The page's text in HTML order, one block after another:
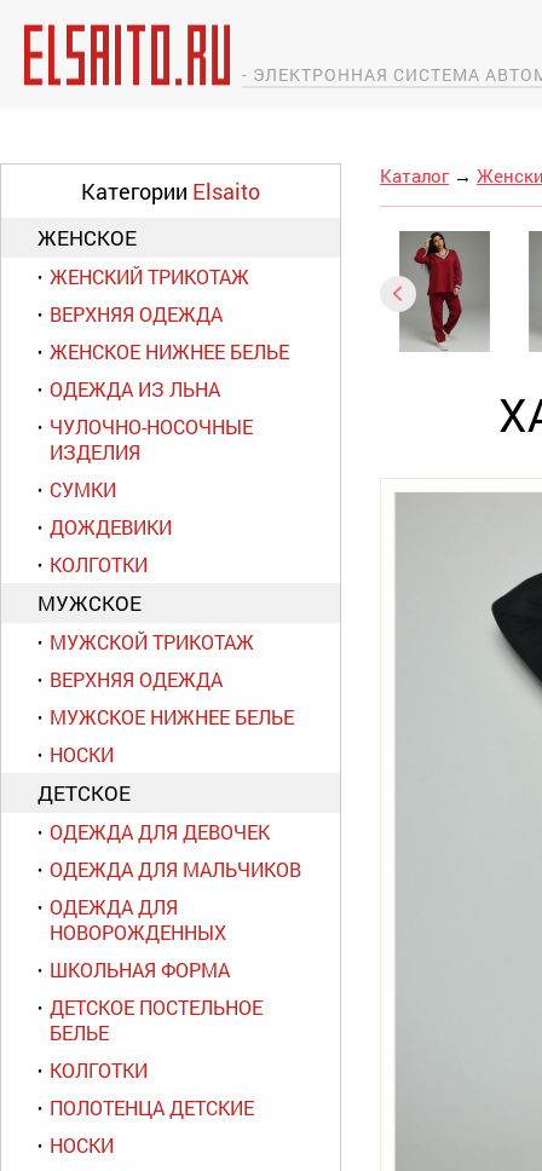
- ЭЛЕКТРОННАЯ СИСТЕМА
Категории Elsaito
ЖЕНСКОЕ
ЖЕНСКИЙ ТРИКОТАЖ
ВЕРХНЯЯ ОДЕЖДА
ЖЕНСКОЕ НИЖНЕЕ БЕЛЬЕ
ОДЕЖДА ИЗ ЛЬНА
ЧУЛОЧНО-НОСОЧНЫЕ
ИЗДЕЛИЯ
СУМКИ
ДОЖДЕВИКИ
КОЛГОТКИ
МУЖСКОЕ
МУЖСКОЙ ТРИКОТАЖ
ВЕРХНЯЯ ОДЕЖДА
МУЖСКОЕ НИЖНЕЕ БЕЛЬЕ
НОСКИ
ДЕТСКОЕ
ОДЕЖДА ДЛЯ ДЕВОЧЕК
ОДЕЖДА ДЛЯ МАЛЬЧИКОВ
ОДЕЖДА ДЛЯ
НОВОРОЖДЕННЫХ
ШКОЛЬНАЯ ФОРМА
ДЕТСКОЕ ПОСТЕЛЬНОЕ
БЕЛЬЕ
КОЛГОТКИ
ПОЛОТЕНЦА ДЕТСКИЕ
НОСКИ
Каталог →